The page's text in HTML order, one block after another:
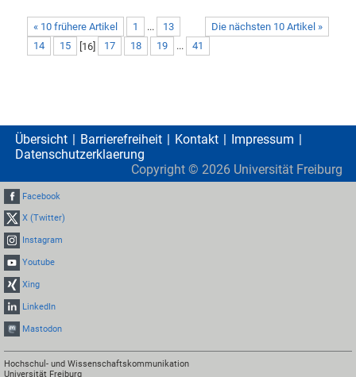
« 10 frühere Artikel Die nächsten 10 Artikel »
1 ...
13
14
15 [16] 17 18 19 ... 41
Übersicht Barrierefreiheit Kontakt
Impressum
Datenschutzerklaerung
Copyright © 2026 Universität Freiburg
Facebook
X (Twitter)
Instagram
Youtube
Xing
LinkedIn
Mastodon
Hochschul- und Wissenschaftskommunikation
Universität Freiburg